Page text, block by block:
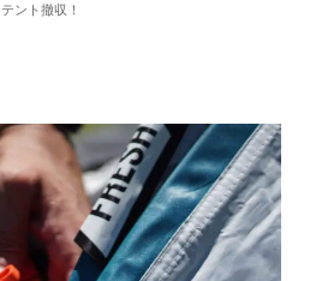
テント撤収！